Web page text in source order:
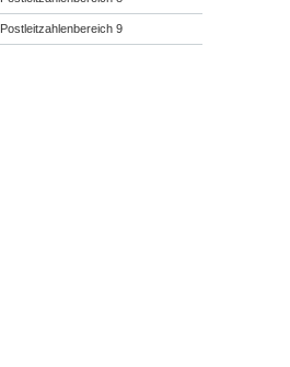
Postleitzahlenbereich 9